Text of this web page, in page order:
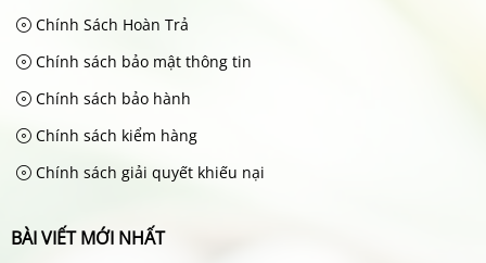
Chính Sách Hoàn Trả
Chính sách bảo mật thông tin
Chính sách bảo hành
Chính sách kiểm hàng
Chính sách giải quyết khiếu nại
BÀI VIẾT MỚI NHẤT